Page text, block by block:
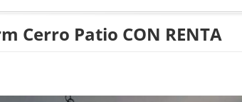
Cerro Patio CON RENTA